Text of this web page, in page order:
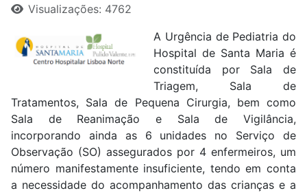
Visualizações: 4762
A Urgência de Pediatria do
Hospital de Santa Maria é
constituída por Sala de
Triagem, Sala de
Tratamentos, Sala de Pequena Cirurgia, bem como
Sala de Reanimação e Sala de Vigilância,
incorporando ainda as 6 unidades no Serviço de
Observação (SO) assegurados por 4 enfermeiros, um
número manifestamente insuficiente, tendo em conta
a necessidade do acompanhamento das crianças e a